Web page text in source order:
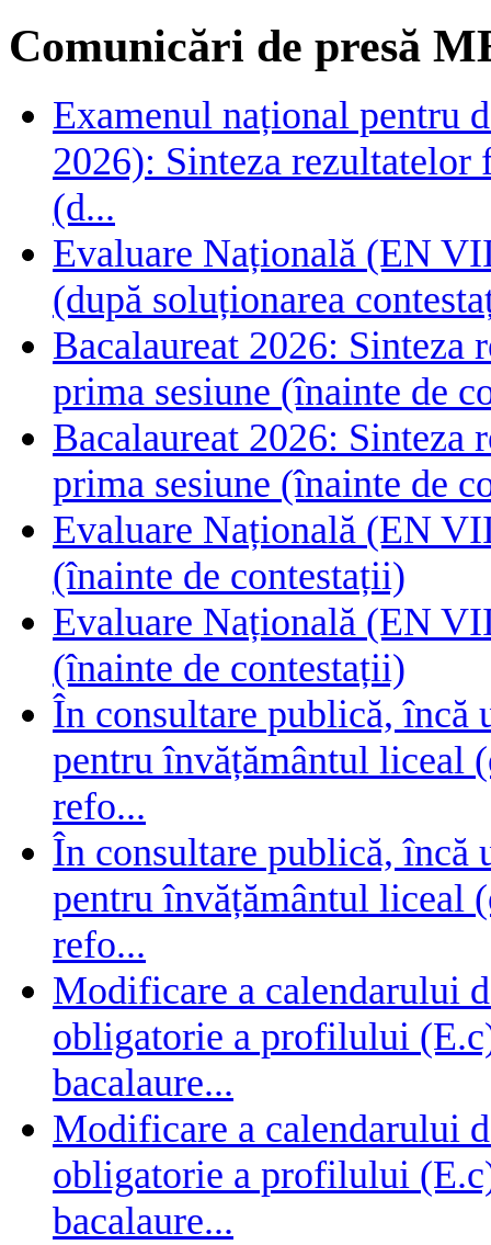
Comunicări de presă
Examenul național pentru
2026): Sinteza rezultatelor
(d...
Evaluare Națională (EN
(după soluționarea
Bacalaureat 2026:
prima sesiune (înainte de
Bacalaureat 2026:
prima sesiune (înainte de
Evaluare Națională (EN
(înainte de contestații)
Evaluare Națională (EN
(înainte de contestații)
În consultare publică, încă
pentru învățământul liceal
refo...
În consultare publică, încă
pentru învățământul liceal
refo...
Modificare a calendarului
obligatorie a profilului
bacalaure...
Modificare a calendarului
obligatorie a profilului
bacalaure...